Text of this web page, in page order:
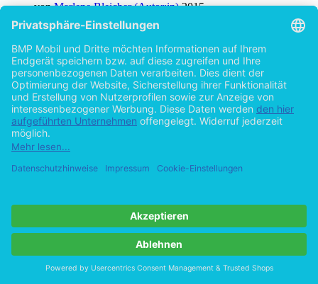
vonMarlene Bleicher (Autor:in) 2015
©2010 Bachelorarbeit
Hilfe/FAQ
Impressum
Datenschutz
AGB
Vertrag widerrufen
Zur Desktop-Version
Copyright ©Imprint in der Bedey & Thoms Media GmbH
byOpen Publishing